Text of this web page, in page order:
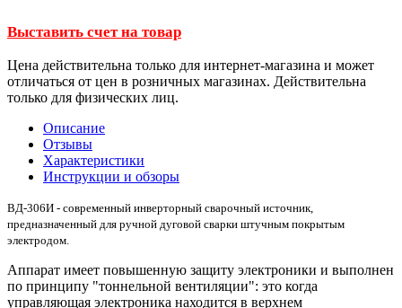
Выставить счет на товар
Цена действительна только для интернет-магазина и может
отличаться от цен в розничных магазинах. Действительна
только для физических лиц.
Описание
Отзывы
Характеристики
Инструкции и обзоры
ВД-306И - современный инверторный сварочный источник,
предназначенный для ручной дуговой сварки штучным покрытым
электродом.
Аппарат имеет повышенную защиту электроники и выполнен
по принципу "тоннельной вентиляции": это когда
управляющая электроника находится в верхнем